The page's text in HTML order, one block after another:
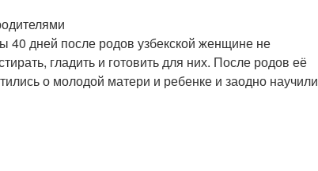
40 дней после родов узбекской женщине не
гладить и готовить для них. После родов её
о молодой матери и ребенке и заодно научили